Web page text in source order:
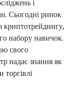
і
Сьогодні ринок
набору навичок.
свого
надає знання як
торгівлі